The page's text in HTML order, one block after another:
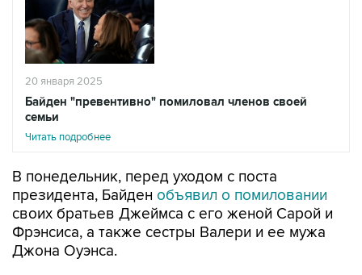
20 января 2025
Байден "превентивно" помиловал членов своей
семьи
Читать подробнее
В понедельник, перед уходом с поста
президента, Байден объявил о помиловании
своих братьев Джеймса с его женой Сарой и
Фрэнсиса, а также сестры Валери и ее мужа
Джона Оуэнса.